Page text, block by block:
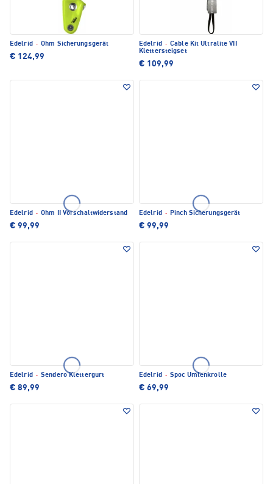
Edelrid · Ohm Sicherungsgerät
€ 124,99
Edelrid · Cable Kit Ultralite VII
Klettersteigset
€ 109,99
Edelrid · Ohm II Vorschaltwiderstand
€ 99,99
Edelrid · Pinch Sicherungsgerät
€ 99,99
Edelrid · Sendero Klettergurt
€ 89,99
Edelrid · Spoc Umlenkrolle
€ 69,99